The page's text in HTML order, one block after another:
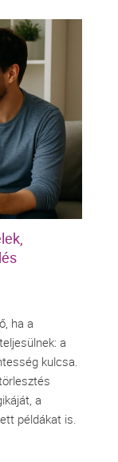
ha a
a
kulcsa.
a
példákat is.